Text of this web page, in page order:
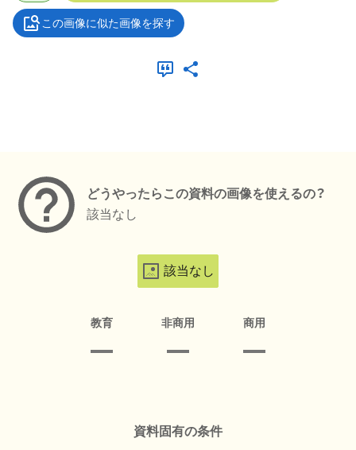
この画像に似た画像を探す
どうやったらこの資料の画像を使えるの？
該当なし
該当なし
教育 非商用 商用
資料固有の条件